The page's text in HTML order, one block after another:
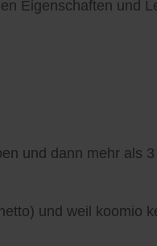
Eigenschaften und
und dann mehr als
und weil koomio